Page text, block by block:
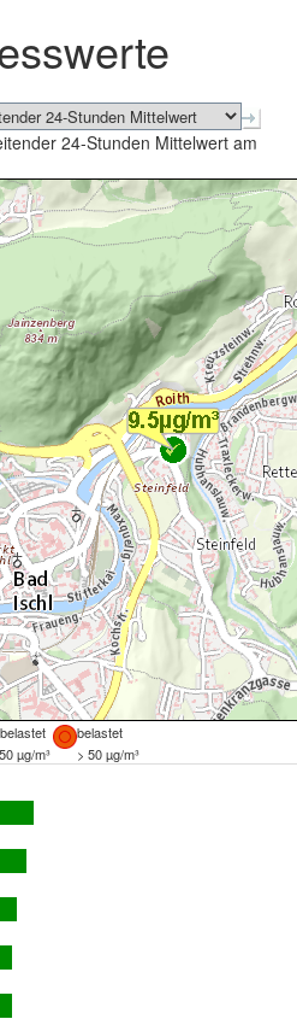
schließen
24-Stunden Mittelwert am
belastet
µg/m³ > 50 µg/m³